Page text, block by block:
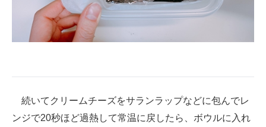
続いてクリームチーズをサランラップなどに包んでレ
ンジで20秒ほど過熱して常温に戻したら、ボウルに入れ